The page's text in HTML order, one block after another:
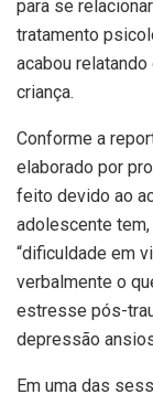
para se
tratamento
acabou
criança.
Conforme a
elaborado por
feito devido ao
adolescente tem,
“dificuldade em
verbalmente o
estresse pós-
depressão
Em uma das